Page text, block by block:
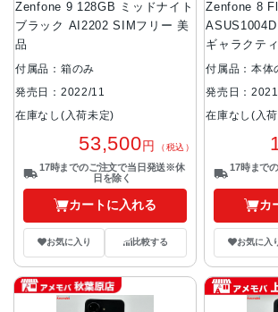
Zenfone 9 128GB ミッドナイト
ブラック AI2202 SIMフリー 美
品
付属品：箱のみ
発売日：2022/11
在庫なし(入荷未定)
53,500円 （税込）
17時までのご注文で当日発送※休
日を除く
カートに入れる
お気に入り 比較する
Zenfone 8
ギャラクテ
付属品：本体
発売日：
在庫なし(入
17時まで
カ
お気に入